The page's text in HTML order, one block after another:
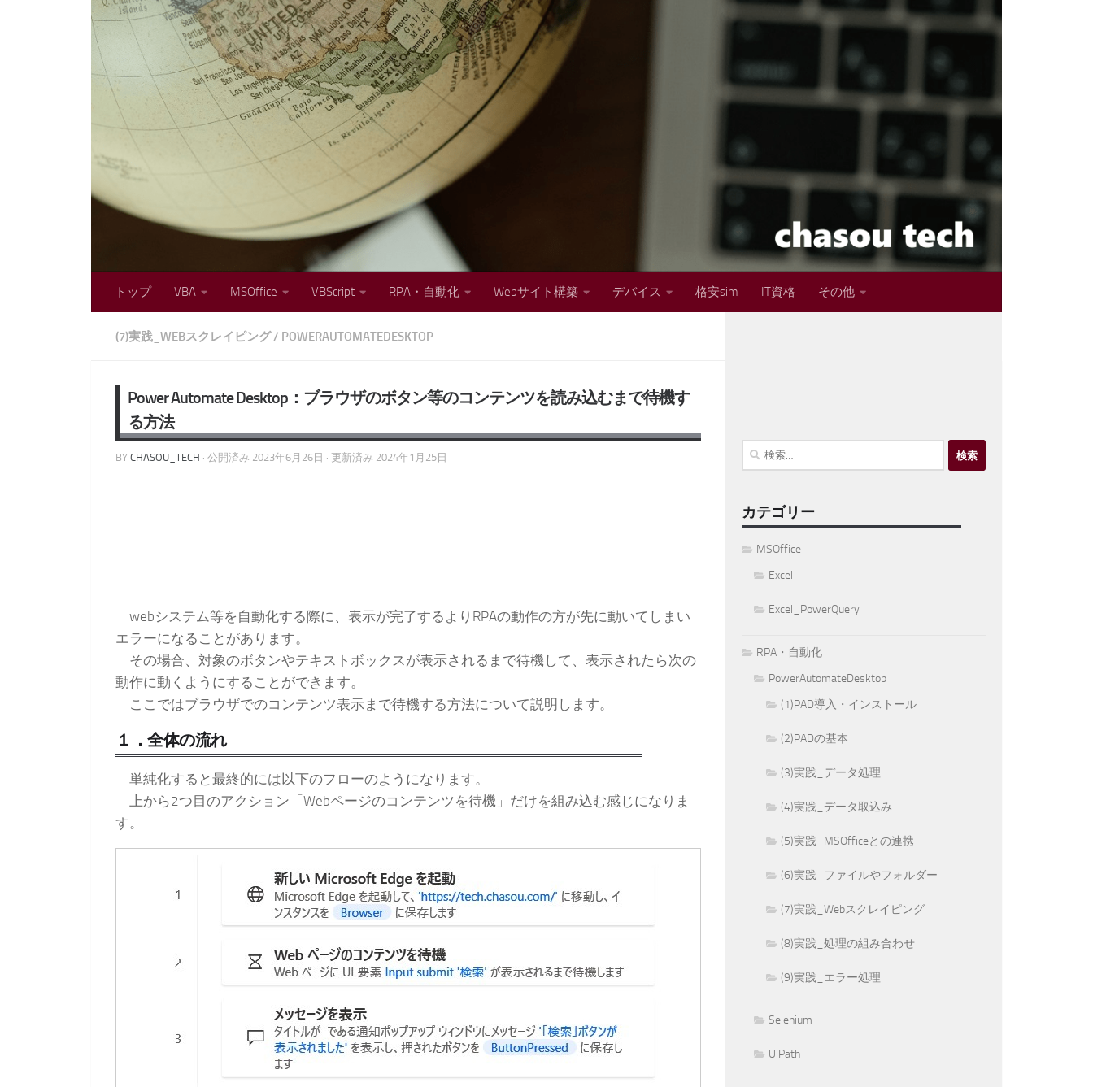
コンテンツへスキップ
トップ VBA MSOffice VBScript RPA・自動化 Webサイト構築 デバイス 格安sim IT資格 その他
(7)実践_WEBスクレイピング/ POWERAUTOMATEDESKTOP
Power Automate Desktop：ブラウザのボタン等のコンテンツを読み込むまで待機す
る方法
BY CHASOU_TECH · 公開済み 2023年6月26日 · 更新済み 2024年1月25日
webシステム等を自動化する際に、表示が完了するよりRPAの動作の方が先に動いてしまい
エラーになることがあります。
その場合、対象のボタンやテキストボックスが表示されるまで待機して、表示されたら次の
動作に動くようにすることができます。
ここではブラウザでのコンテンツ表示まで待機する方法について説明します。
１．全体の流れ
単純化すると最終的には以下のフローのようになります。
上から2つ目のアクション「Webページのコンテンツを待機」だけを組み込む感じになりま
す。
検
カテゴリー
MSOffice
Excel
Excel_PowerQuery
RPA・自動化
PowerAutomateDesktop
(1)PAD導入・インストール
(2)PADの基本
(3)実践_データ処理
(4)実践_データ取込み
(5)実践_MSOfficeとの連携
(6)実践_ファイルやフォルダー
(7)実践_Webスクレイピング
(8)実践_処理の組み合わせ
(9)実践_エラー処理
Selenium
UiPath